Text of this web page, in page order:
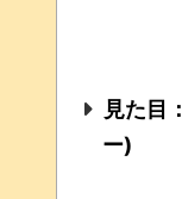
見た目
ー)